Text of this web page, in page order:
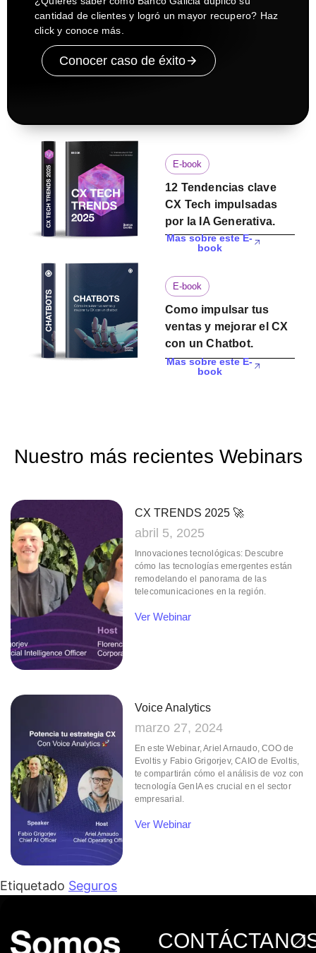
cantidad de clientes y logró un mayor recupero? Haz
click y conoce más.
Conocer caso de éxito
E-book
12 Tendencias clave
CX Tech impulsadas
por la IA Generativa.
Mas sobre este E-
book
E-book
Como impulsar tus
ventas y mejorar el CX
con un Chatbot.
Mas sobre este E-
book
Nuestro más recientes Webinars
CX TRENDS 2025 🚀
abril 5, 2025
Innovaciones tecnológicas: Descubre
cómo las tecnologías emergentes están
remodelando el panorama de las
telecomunicaciones en la región.
Ver Webinar
Voice Analytics
marzo 27, 2024
En este Webinar, Ariel Arnaudo, COO de
Evoltis y Fabio Grigorjev, CAIO de Evoltis,
te compartirán cómo el análisis de voz con
tecnología GenIA es crucial en el sector
empresarial.
Ver Webinar
Etiquetado Seguros